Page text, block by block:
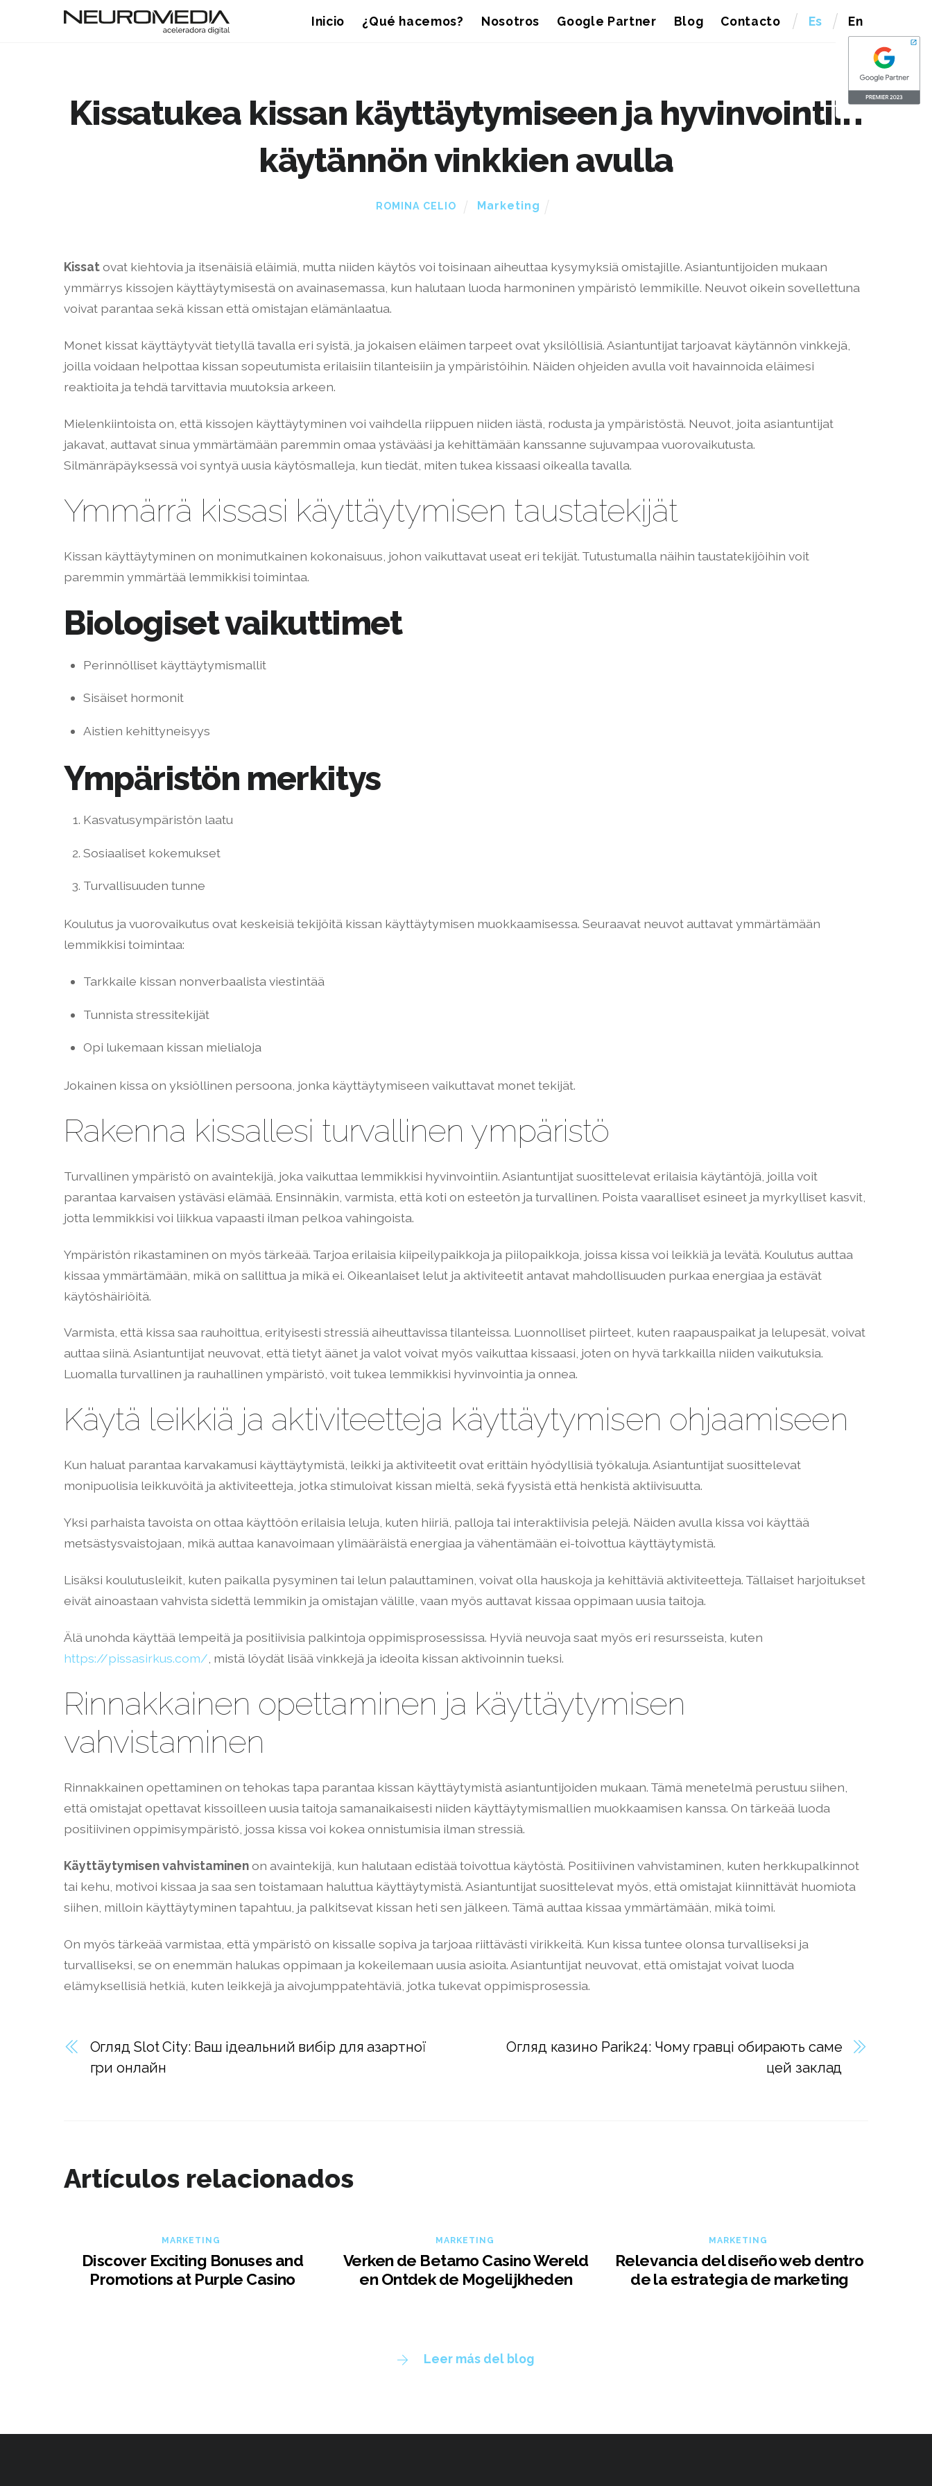
Inicio ¿Qué hacemos? Nosotros Google Partner Blog Contacto Es En
Kissatukea kissan käyttäytymiseen ja hyvinvointiin
käytännön vinkkien avulla
ROMINA CELIO Marketing
Kissatovat kiehtovia ja itsenäisiä eläimiä, mutta niiden käytös voi toisinaan aiheuttaa kysymyksiä omistajille. Asiantuntijoiden mukaan
ymmärrys kissojen käyttäytymisestä on avainasemassa, kun halutaan luoda harmoninen ympäristö lemmikille. Neuvot oikein sovellettuna
voivat parantaa sekä kissan että omistajan elämänlaatua.
Monet kissat käyttäytyvät tietyllä tavalla eri syistä, ja jokaisen eläimen tarpeet ovat yksilöllisiä. Asiantuntijat tarjoavat käytännön vinkkejä,
joilla voidaan helpottaa kissan sopeutumista erilaisiin tilanteisiin ja ympäristöihin. Näiden ohjeiden avulla voit havainnoida eläimesi
reaktioita ja tehdä tarvittavia muutoksia arkeen.
Mielenkiintoista on, että kissojen käyttäytyminen voi vaihdella riippuen niiden iästä, rodusta ja ympäristöstä. Neuvot, joita asiantuntijat
jakavat, auttavat sinua ymmärtämään paremmin omaa ystävääsi ja kehittämään kanssanne sujuvampaa vuorovaikutusta.
Silmänräpäyksessä voi syntyä uusia käytösmalleja, kun tiedät, miten tukea kissaasi oikealla tavalla.
Ymmärrä kissasi käyttäytymisen taustatekijät
Kissan käyttäytyminen on monimutkainen kokonaisuus, johon vaikuttavat useat eri tekijät. Tutustumalla näihin taustatekijöihin voit
paremmin ymmärtää lemmikkisi toimintaa.
Biologiset vaikuttimet
Perinnölliset käyttäytymismallit
Sisäiset hormonit
Aistien kehittyneisyys
Ympäristön merkitys
Kasvatusympäristön laatu
Sosiaaliset kokemukset
Turvallisuuden tunne
Koulutus ja vuorovaikutus ovat keskeisiä tekijöitä kissan käyttäytymisen muokkaamisessa. Seuraavat neuvot auttavat ymmärtämään
lemmikkisi toimintaa:
Tarkkaile kissan nonverbaalista viestintää
Tunnista stressitekijät
Opi lukemaan kissan mielialoja
Jokainen kissa on yksiöllinen persoona, jonka käyttäytymiseen vaikuttavat monet tekijät.
Rakenna kissallesi turvallinen ympäristö
Turvallinen ympäristö on avaintekijä, joka vaikuttaa lemmikkisi hyvinvointiin. Asiantuntijat suosittelevat erilaisia käytäntöjä, joilla voit
parantaa karvaisen ystäväsi elämää. Ensinnäkin, varmista, että koti on esteetön ja turvallinen. Poista vaaralliset esineet ja myrkylliset kasvit,
jotta lemmikkisi voi liikkua vapaasti ilman pelkoa vahingoista.
Ympäristön rikastaminen on myös tärkeää. Tarjoa erilaisia kiipeilypaikkoja ja piilopaikkoja, joissa kissa voi leikkiä ja levätä. Koulutus auttaa
kissaa ymmärtämään, mikä on sallittua ja mikä ei. Oikeanlaiset lelut ja aktiviteetit antavat mahdollisuuden purkaa energiaa ja estävät
käytöshäiriöitä.
Varmista, että kissa saa rauhoittua, erityisesti stressiä aiheuttavissa tilanteissa. Luonnolliset piirteet, kuten raapauspaikat ja lelupesät, voivat
auttaa siinä. Asiantuntijat neuvovat, että tietyt äänet ja valot voivat myös vaikuttaa kissaasi, joten on hyvä tarkkailla niiden vaikutuksia.
Luomalla turvallinen ja rauhallinen ympäristö, voit tukea lemmikkisi hyvinvointia ja onnea.
Käytä leikkiä ja aktiviteetteja käyttäytymisen ohjaamiseen
Kun haluat parantaa karvakamusi käyttäytymistä, leikki ja aktiviteetit ovat erittäin hyödyllisiä työkaluja. Asiantuntijat suosittelevat
monipuolisia leikkuvöitä ja aktiviteetteja, jotka stimuloivat kissan mieltä, sekä fyysistä että henkistä aktiivisuutta.
Yksi parhaista tavoista on ottaa käyttöön erilaisia leluja, kuten hiiriä, palloja tai interaktiivisia pelejä. Näiden avulla kissa voi käyttää
metsästysvaistojaan, mikä auttaa kanavoimaan ylimääräistä energiaa ja vähentämään ei-toivottua käyttäytymistä.
Lisäksi koulutusleikit, kuten paikalla pysyminen tai lelun palauttaminen, voivat olla hauskoja ja kehittäviä aktiviteetteja. Tällaiset harjoitukset
eivät ainoastaan vahvista sidettä lemmikin ja omistajan välille, vaan myös auttavat kissaa oppimaan uusia taitoja.
Älä unohda käyttää lempeitä ja positiivisia palkintoja oppimisprosessissa. Hyviä neuvoja saat myös eri resursseista, kuten
https://pissasirkus.com/ , mistä löydät lisää vinkkejä ja ideoita kissan aktivoinnin tueksi.
Rinnakkainen opettaminen ja käyttäytymisen
vahvistaminen
Rinnakkainen opettaminen on tehokas tapa parantaa kissan käyttäytymistä asiantuntijoiden mukaan. Tämä menetelmä perustuu siihen,
että omistajat opettavat kissoilleen uusia taitoja samanaikaisesti niiden käyttäytymismallien muokkaamisen kanssa. On tärkeää luoda
positiivinen oppimisympäristö, jossa kissa voi kokea onnistumisia ilman stressiä.
Käyttäytymisen vahvistaminenon avaintekijä, kun halutaan edistää toivottua käytöstä. Positiivinen vahvistaminen, kuten herkkupalkinnot
tai kehu, motivoi kissaa ja saa sen toistamaan haluttua käyttäytymistä. Asiantuntijat suosittelevat myös, että omistajat kiinnittävät huomiota
siihen, milloin käyttäytyminen tapahtuu, ja palkitsevat kissan heti sen jälkeen. Tämä auttaa kissaa ymmärtämään, mikä toimi.
On myös tärkeää varmistaa, että ympäristö on kissalle sopiva ja tarjoaa riittävästi virikkeitä. Kun kissa tuntee olonsa turvalliseksi ja
turvalliseksi, se on enemmän halukas oppimaan ja kokeilemaan uusia asioita. Asiantuntijat neuvovat, että omistajat voivat luoda
elämyksellisiä hetkiä, kuten leikkejä ja aivojumppatehtäviä, jotka tukevat oppimisprosessia.
Огляд Slot City: Ваш ідеальний вибір для азартної
гри онлайн
Огляд казино Parik24: Чому гравці обирають саме
цей заклад
Artículos relacionados
MARKETING
Discover Exciting Bonuses and
Promotions at Purple Casino
MARKETING
Verken de Betamo Casino Wereld
en Ontdek de Mogelijkheden
MARKETING
Relevancia del diseño web dentro
de la estrategia de marketing
Leer más del blog